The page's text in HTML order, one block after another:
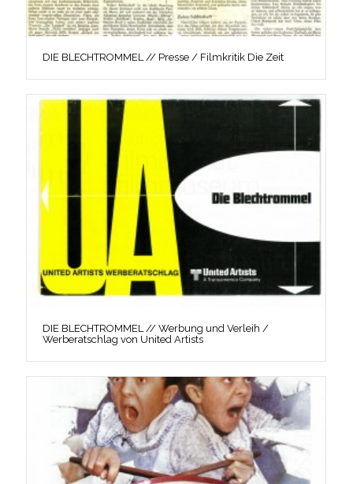
DIE BLECHTROMMEL // Presse / Filmkritik Die Zeit
DIE BLECHTROMMEL // Werbung und Verleih /
Werberatschlag von United Artists